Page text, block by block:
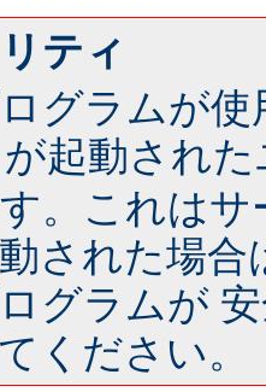
ティ
グラムが
が起動され
。これは
された場合
グラムが
ください。